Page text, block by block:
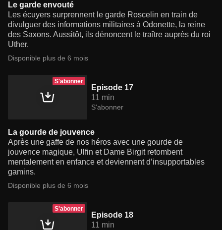
Le garde envouté
Les écuyers surprennent le garde Roscelin en train de
divulguer des informations militaires à Odonette, la reine
des Saxons. Aussitôt, ils dénoncent le traître auprès du roi
Uther.
Disponible plus de 6 mois
S'abonner
Episode 17
11 min
S'abonner
La gourde de jouvence
Après une gaffe de nos héros avec une gourde de
jouvence magique, Ulfin et Dame Birgit retombent
mentalement en enfance et deviennent d’insupportables
gamins.
Disponible plus de 6 mois
S'abonner
Episode 18
11 min